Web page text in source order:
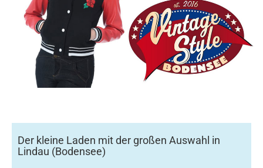
Der kleine Laden mit der großen Auswahl in
Lindau (Bodensee)